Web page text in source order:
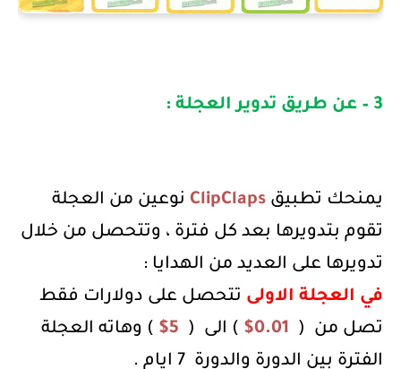
3 – عن طريق تدوير العجلة :
يمنحك تطبيق ClipClaps نوعين من العجلة
تقوم بتدويرها بعد كل فترة ، وتتحصل من خلال
تدويرها على العديد من الهدايا :
في العجلة الاولى تتحصل على دولارات فقط
تصل من (
0.01
$ ) الى (
5
$ ) وهاته العجلة
الفترة بين الدورة والدورة 7 ايام .